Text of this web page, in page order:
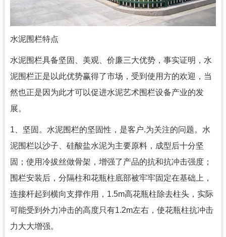
水泥围栏特点
水泥围栏具备坚固、美观、价廉三大优势，事实证明，水
泥围栏正是以此优势赢得了市场，受到使用方的欢迎，当
然也正是因为此才可以促进水泥艺术围栏设备产业的发
展。
1、坚固。水泥围栏的坚固性，是客户.为关注的问题。水
泥围栏以沙子、硅酸盐水泥为主要原料，成型后十分坚
固；使用冷拔丝做骨架，增强了产品的抗和抗冲击强度；
围栏安装后，分隔柱和花瓶柱底部被牢牢固定在基础上，
连接杆起到横向支撑作用，1.5m高花瓶柱除去柱头，实际
可能受到外力冲击的高度只有1.2m左右，使花瓶柱抗冲击
力大大增强。